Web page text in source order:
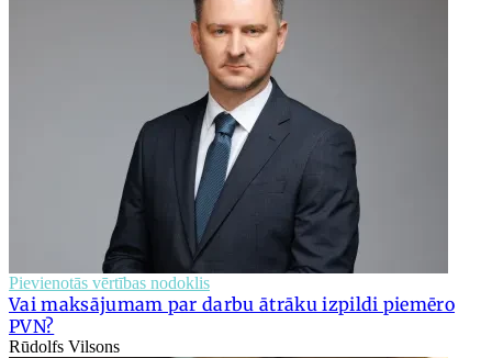
Pievienotās vērtības nodoklis
Vai maksājumam par darbu ātrāku izpildi piemēro
PVN?
Rūdolfs Vilsons